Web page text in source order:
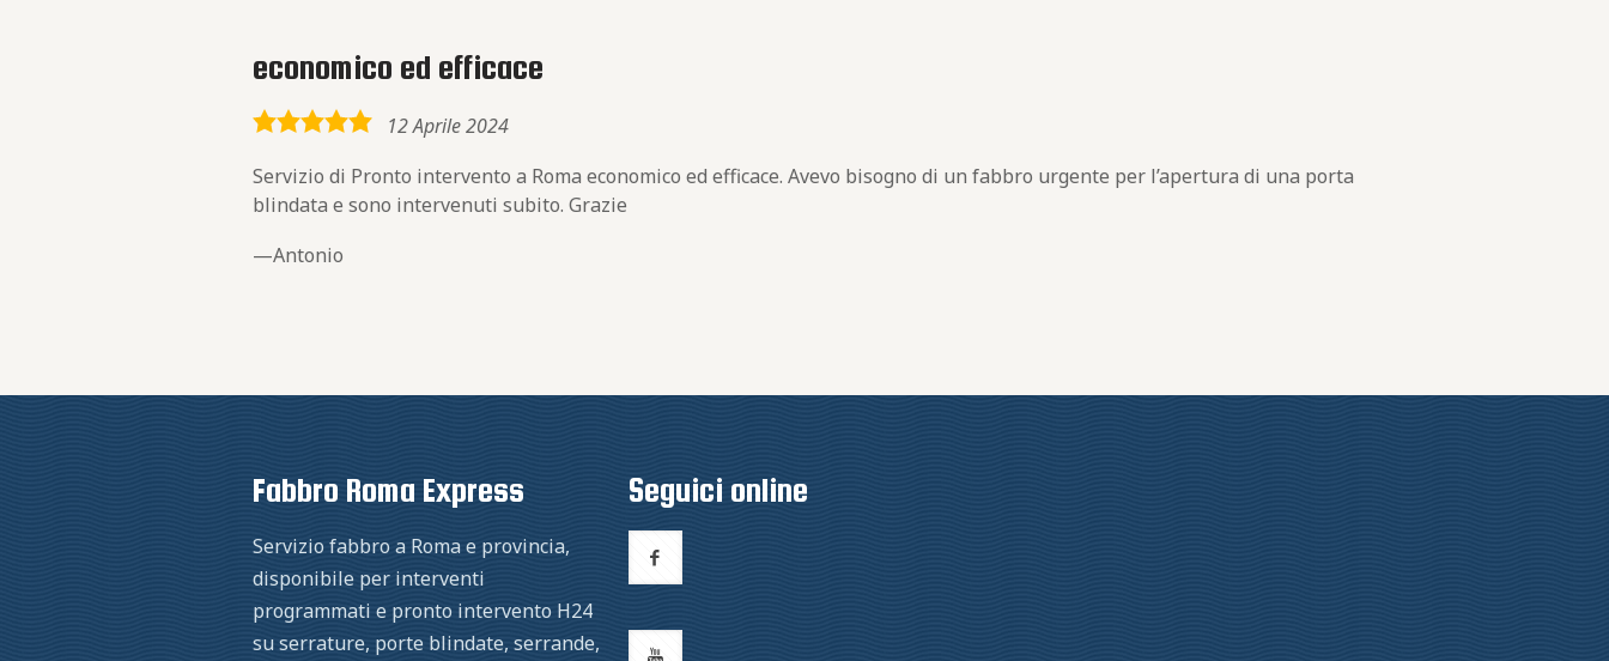
economico ed efficace
5,0
12 Aprile 2024
Servizio di Pronto intervento a Roma economico ed efficace. Avevo bisogno di un fabbro urgente per l’apertura di una porta
blindata e sono intervenuti subito. Grazie
Antonio
Fabbro Roma Express
Servizio fabbro a Roma e provincia,
disponibile per interventi
programmati e pronto intervento H24
su serrature, porte blindate, serrande,
Seguici online